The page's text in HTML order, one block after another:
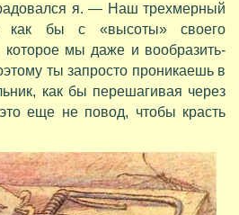
я. — Наш трехмерный
как бы с «высоты» своего
которое мы даже и вообразить-
ты запросто проникаешь в
как бы перешагивая через
еще не повод, чтобы красть